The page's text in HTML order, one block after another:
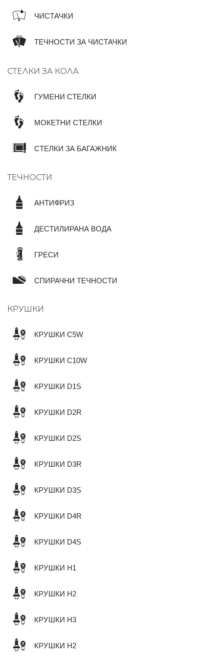
ЧИСТАЧКИ
ТЕЧНОСТИ ЗА ЧИСТАЧКИ
СТЕЛКИ ЗА КОЛА
ГУМЕНИ СТЕЛКИ
МОКЕТНИ СТЕЛКИ
СТЕЛКИ ЗА БАГАЖНИК
ТЕЧНОСТИ
АНТИФРИЗ
ДЕСТИЛИРАНА ВОДА
ГРЕСИ
СПИРАЧНИ ТЕЧНОСТИ
КРУШКИ
КРУШКИ C5W
КРУШКИ C10W
КРУШКИ D1S
КРУШКИ D2R
КРУШКИ D2S
КРУШКИ D3R
КРУШКИ D3S
КРУШКИ D4R
КРУШКИ D4S
КРУШКИ H1
КРУШКИ H2
КРУШКИ H3
КРУШКИ H2